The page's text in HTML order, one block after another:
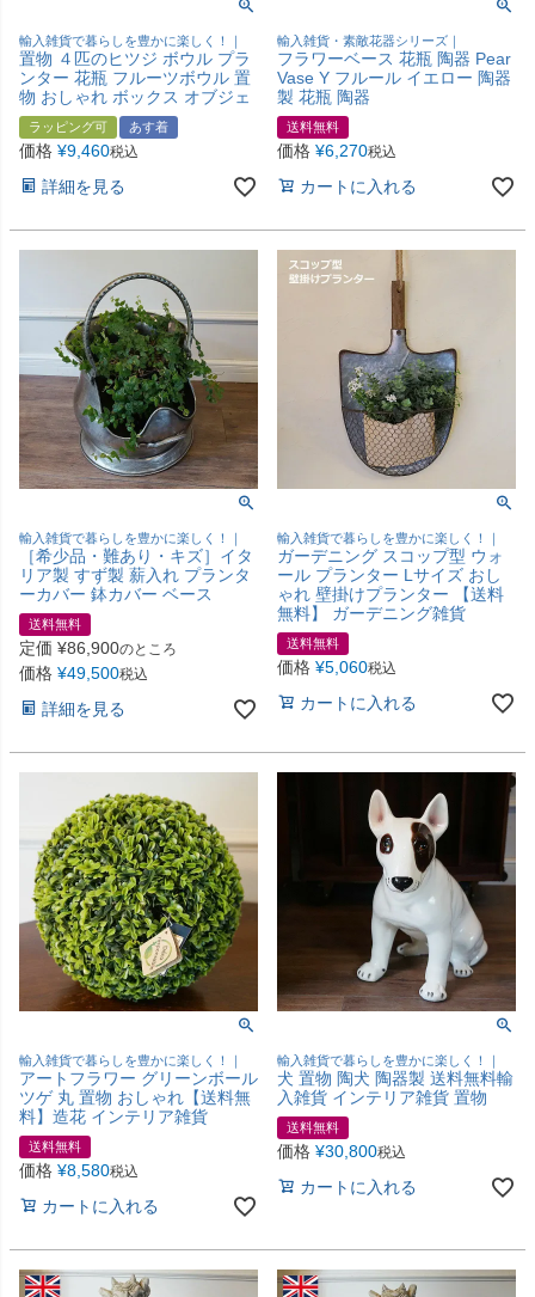
輸入雑貨で暮らしを豊かに楽しく！｜
置物 ４匹のヒツジ ボウル プラ
ンター 花瓶 フルーツボウル 置
物 おしゃれ ボックス オブジェ
ラッピング可 あす着
価格 ¥9,460税込
詳細を見る
輸入雑貨・素敵花器シリーズ｜
フラワーベース 花瓶 陶器 Pear
Vase Y フルール イエロー 陶器
製 花瓶 陶器
送料無料
価格 ¥6,270税込
カートに入れる
輸入雑貨で暮らしを豊かに楽しく！｜
［希少品・難あり・キズ］イタ
リア製 すず製 薪入れ プランタ
ーカバー 鉢カバー ベース
送料無料
定価 ¥86,900のところ
価格 ¥49,500税込
詳細を見る
輸入雑貨で暮らしを豊かに楽しく！｜
ガーデニング スコップ型 ウォ
ール プランター Lサイズ おし
ゃれ 壁掛けプランター 【送料
無料】 ガーデニング雑貨
送料無料
価格 ¥5,060税込
カートに入れる
輸入雑貨で暮らしを豊かに楽しく！｜
アートフラワー グリーンボール
ツゲ 丸 置物 おしゃれ【送料無
料】造花 インテリア雑貨
送料無料
価格 ¥8,580税込
カートに入れる
輸入雑貨で暮らしを豊かに楽しく！｜
犬 置物 陶犬 陶器製 送料無料輸
入雑貨 インテリア雑貨 置物
送料無料
価格 ¥30,800税込
カートに入れる